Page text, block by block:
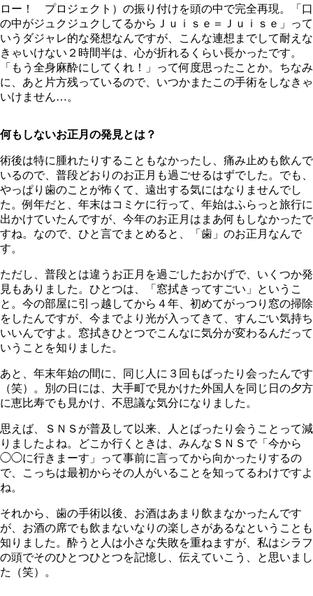
ロー！ プロジェクト）の振り付けを頭の中で完全再現。「口
の中がジュクジュクしてるからＪｕｉｓｅ＝Ｊｕｉｓｅ」って
いうダジャレ的な発想なんですが、こんな連想までして耐えな
きゃいけない２時間半は、心が折れるくらい長かったです。
「もう全身麻酔にしてくれ！」って何度思ったことか。ちなみ
に、あと片方残っているので、いつかまたこの手術をしなきゃ
いけません…。
何もしないお正月の発見とは？
術後は特に腫れたりすることもなかったし、痛み止めも飲んで
いるので、普段どおりのお正月も過ごせるはずでした。でも、
やっぱり歯のことが怖くて、遠出する気にはなりませんでし
た。例年だと、年末はコミケに行って、年始はふらっと旅行に
出かけていたんですが、今年のお正月はまあ何もしなかったで
すね。なので、ひと言でまとめると、「歯」のお正月なんで
す。
ただし、普段とは違うお正月を過ごしたおかげで、いくつか発
見もありました。ひとつは、「窓拭きってすごい」というこ
と。今の部屋に引っ越してから４年、初めてがっつり窓の掃除
をしたんですが、今までより光が入ってきて、すんごい気持ち
いいんですよ。窓拭きひとつでこんなに気分が変わるんだって
いうことを知りました。
あと、年末年始の間に、同じ人に３回もばったり会ったんです
（笑）。別の日には、大手町で見かけた外国人を同じ日の夕方
に恵比寿でも見かけ、不思議な気分になりました。
思えば、ＳＮＳが普及して以来、人とばったり会うことって減
りましたよね。どこか行くときは、みんなＳＮＳで「今から
◯◯に行きまーす」って事前に言ってから向かったりするの
で、こっちは最初からその人がいることを知ってるわけですよ
ね。
それから、歯の手術以後、お酒はあまり飲まなかったんです
が、お酒の席でも飲まないなりの楽しさがあるなということも
知りました。酔うと人は小さな失敗を重ねますが、私はシラフ
の頭でそのひとつひとつを記憶し、伝えていこう、と思いまし
た（笑）。